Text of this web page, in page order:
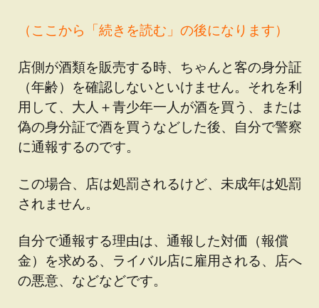
（ここから「続きを読む」の後になります）
店側が酒類を販売する時、ちゃんと客の身分証
（年齢）を確認しないといけません。それを利
用して、大人＋青少年一人が酒を買う、または
偽の身分証で酒を買うなどした後、自分で警察
に通報するのです。
この場合、店は処罰されるけど、未成年は処罰
されません。
自分で通報する理由は、通報した対価（報償
金）を求める、ライバル店に雇用される、店へ
の悪意、などなどです。